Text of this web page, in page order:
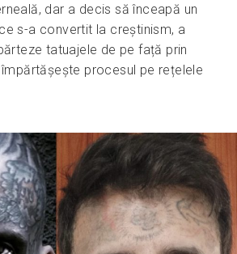
dar a decis să înceapă un
s-a convertit la creștinism, a
tatuajele de pe față prin
procesul pe rețelele